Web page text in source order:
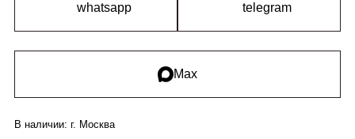
whatsapp telegram
Max
В наличии: г. Москва